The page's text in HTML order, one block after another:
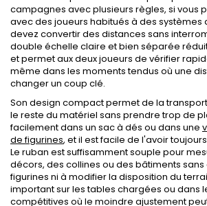
campagnes avec plusieurs règles, si vous
avec des joueurs habitués à des systèmes
devez convertir des distances sans
double échelle claire et bien séparée
et permet aux deux joueurs de vérifier
même dans les moments tendus où une
changer un coup clé.
Son design compact permet de la
le reste du matériel sans prendre trop de
facilement dans un sac à dés ou dans une
de figurines, et il est facile de l'avoir
Le ruban est suffisamment souple pour
décors, des collines ou des bâtiments
figurines ni à modifier la disposition du
important sur les tables chargées ou dans
compétitives où le moindre ajustement